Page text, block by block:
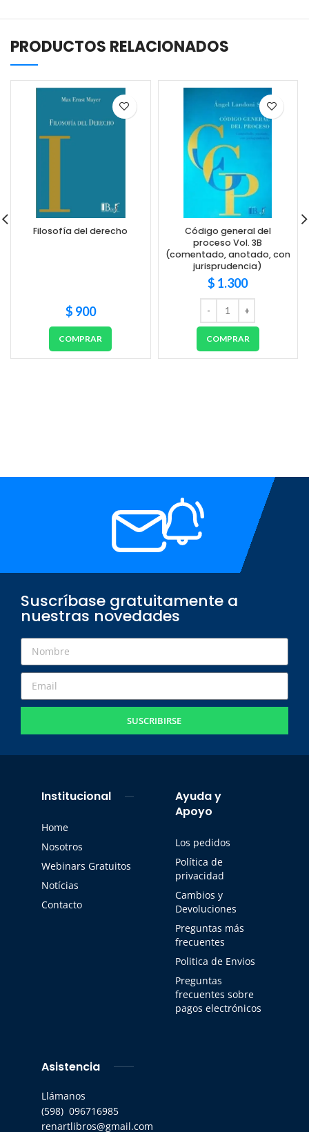
PRODUCTOS RELACIONADOS
Filosofía del derecho
$ 900
COMPRAR
Código general del
proceso Vol. 3B
(comentado, anotado, con
jurisprudencia)
$ 1.300
COMPRAR
Suscríbase gratuitamente a
nuestras novedades
SUSCRIBIRSE
Institucional
Home
Nosotros
Webinars Gratuitos
Notícias
Contacto
Ayuda y
Apoyo
Los pedidos
Política de
privacidad
Cambios y
Devoluciones
Preguntas más
frecuentes
Politica de Envios
Preguntas
frecuentes sobre
pagos electrónicos
Asistencia
Llámanos
(598) 096716985
renartlibros@gmail.com